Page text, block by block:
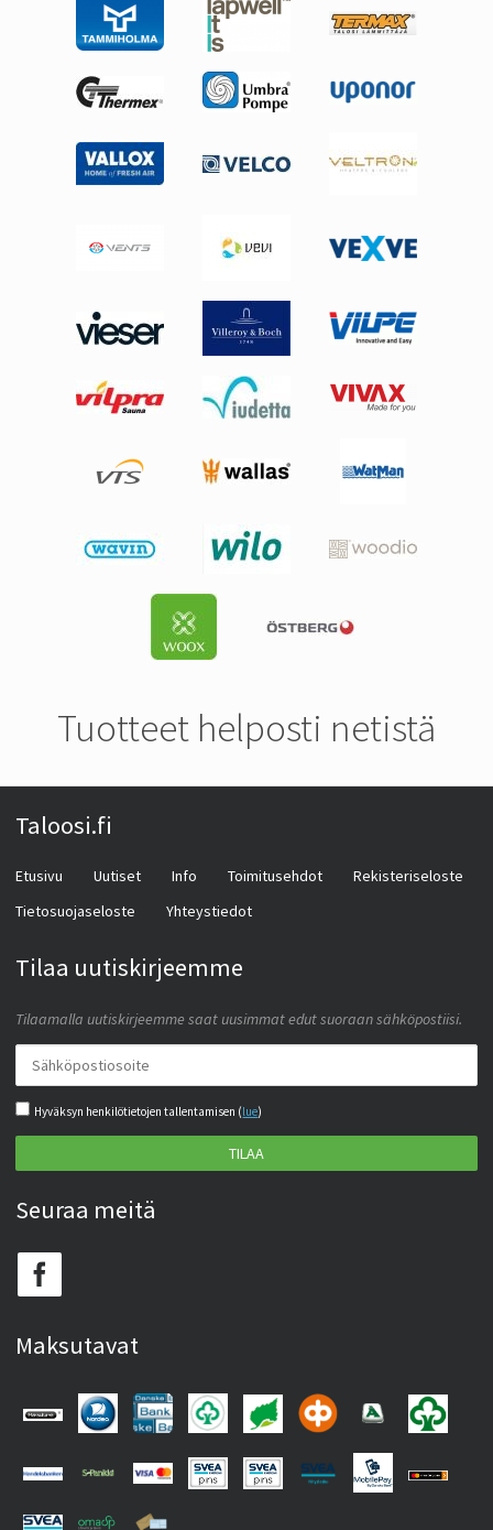
Tuotteet helposti netistä
Taloosi.fi
Etusivu Uutiset Info Toimitusehdot
Rekisteriseloste
Tietosuojaseloste
Yhteystiedot
Tilaa uutiskirjeemme
Tilaamalla uutiskirjeemme saat uusimmat edut suoraan sähköpostiisi.
Hyväksyn henkilötietojen tallentamisen (lue)
TILAA
Seuraa meitä
Maksutavat